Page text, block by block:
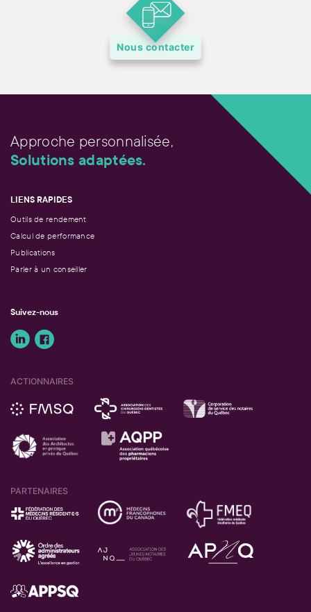
Nous contacter
Approche personnalisée,
Solutions adaptées.
LIENS RAPIDES
Outils de rendement
Calcul de performance
Publications
Parler à un conseiller
Suivez-nous
ACTIONNAIRES
PARTENAIRES